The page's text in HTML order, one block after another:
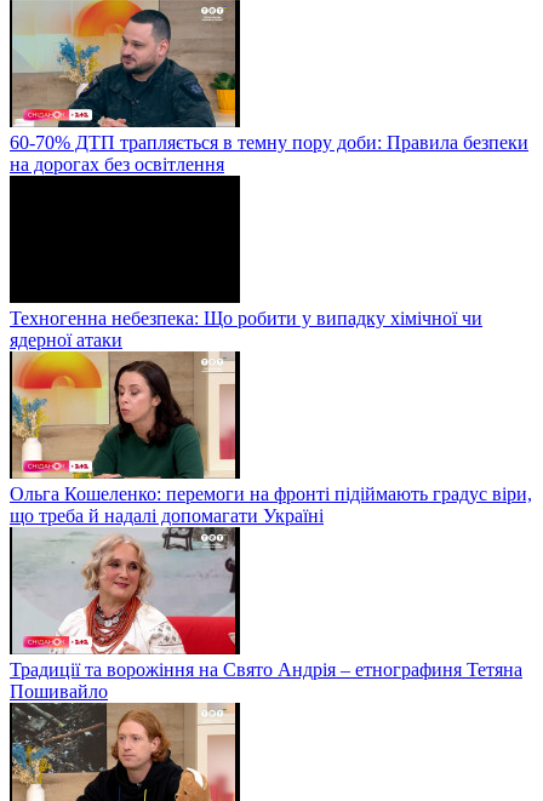
60-70% ДТП трапляється в темну пору доби: Правила безпеки
на дорогах без освітлення
Техногенна небезпека: Що робити у випадку хімічної чи
ядерної атаки
Ольга Кошеленко: перемоги на фронті підіймають градус віри,
що треба й надалі допомагати Україні
Традиції та ворожіння на Свято Андрія – етнографиня Тетяна
Пошивайло